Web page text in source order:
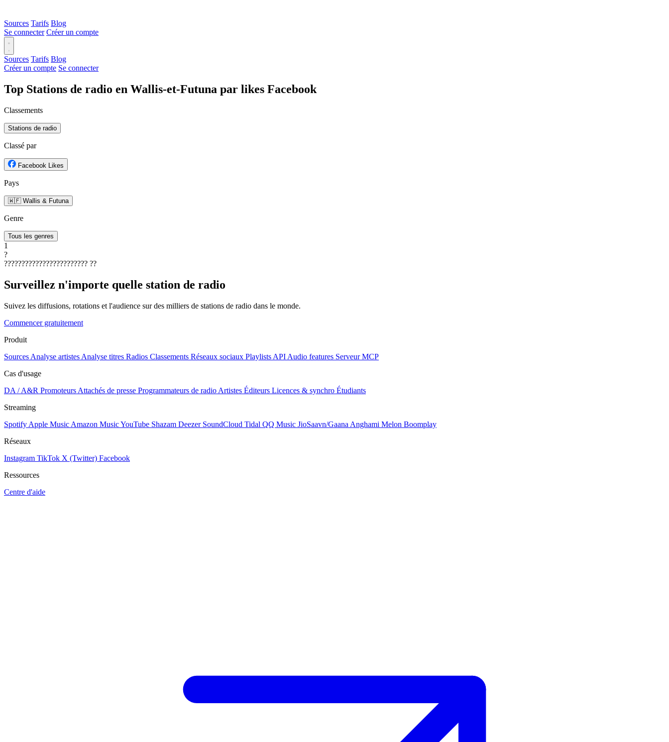
Sources Tarifs Blog
Se connecter Créer un compte
Sources Tarifs Blog
Créer un compte Se connecter
Top Stations de radio en Wallis-et-Futuna par likes Facebook
Classements
Stations de radio
Classé par
Facebook Likes
Pays
🇼🇫 Wallis & Futuna
Genre
Tous les genres
1
?
???????????????????????? ??
Surveillez n'importe quelle station de radio
Suivez les diffusions, rotations et l'audience sur des milliers de stations de radio dans le monde.
Commencer gratuitement
Produit
Sources Analyse artistes Analyse titres Radios Classements Réseaux sociaux Playlists API Audio features Serveur MCP
Cas d'usage
DA / A&R Promoteurs Attachés de presse Programmateurs de radio Artistes Éditeurs Licences & synchro Étudiants
Streaming
Spotify Apple Music Amazon MusicYouTube Shazam Deezer SoundCloud Tidal QQ Music JioSaavn/Gaana Anghami Melon Boomplay
Réseaux
Instagram TikTok X (Twitter) Facebook
Ressources
Centre d'aide